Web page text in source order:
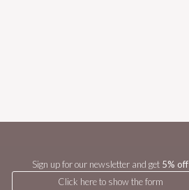
Sign up for our newsletter and get 5% off
Click here to show the form